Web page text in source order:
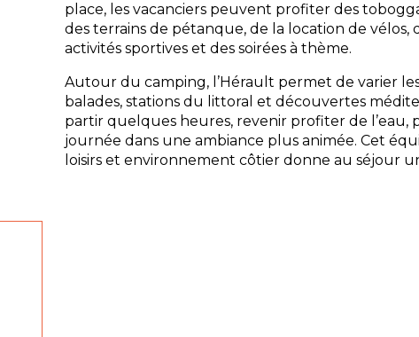
place, les vacanciers peuvent profiter des
des terrains de pétanque, de la location de vélos,
activités sportives et des soirées à thème.
Autour du camping, l’Hérault permet de varier
balades, stations du littoral et découvertes
partir quelques heures, revenir profiter de l’eau,
journée dans une ambiance plus animée. Cet
loisirs et environnement côtier donne au séjour